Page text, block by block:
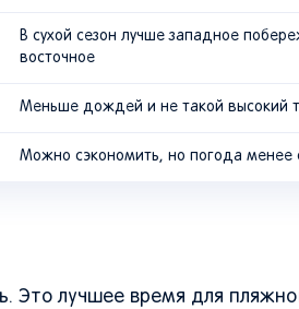
В сухой сезон лучше западное
восточное
Меньше дождей и не такой высокий
Можно сэкономить, но погода менее
Это лучшее время для